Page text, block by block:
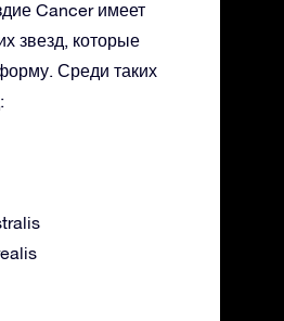
Cancer имеет
звезд, которые
Среди таких